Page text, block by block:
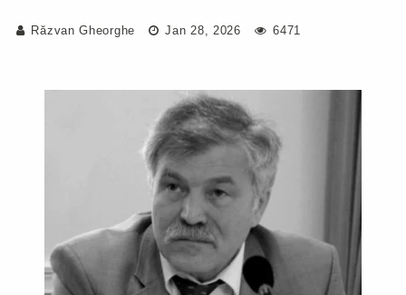
Răzvan Gheorghe Jan 28, 2026 6471